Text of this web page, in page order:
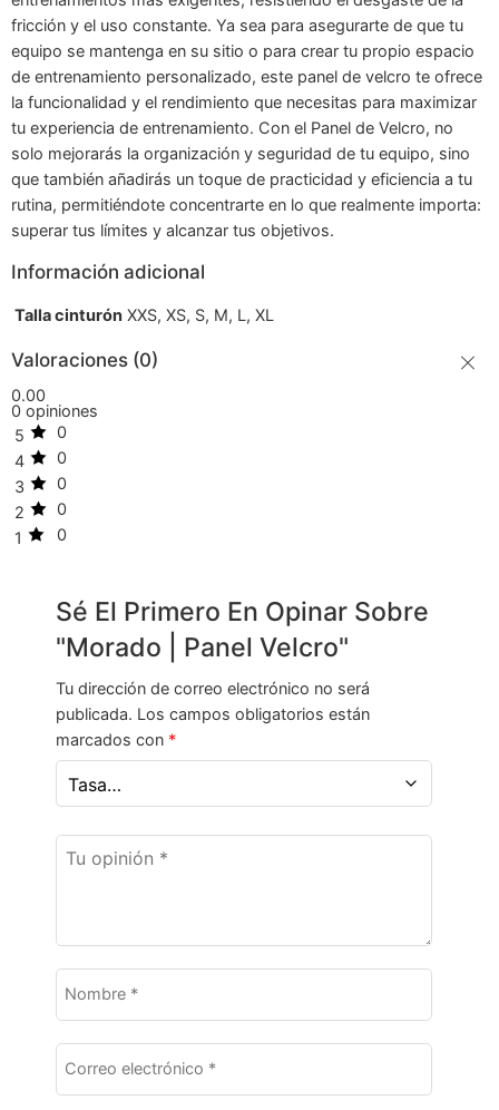
fricción y el uso constante. Ya sea para asegurarte de que tu
equipo se mantenga en su sitio o para crear tu propio espacio
de entrenamiento personalizado, este panel de velcro te ofrece
la funcionalidad y el rendimiento que necesitas para maximizar
tu experiencia de entrenamiento. Con el Panel de Velcro, no
solo mejorarás la organización y seguridad de tu equipo, sino
que también añadirás un toque de practicidad y eficiencia a tu
rutina, permitiéndote concentrarte en lo que realmente importa:
superar tus límites y alcanzar tus objetivos.
Información adicional
Talla cinturón XXS, XS, S, M, L, XL
Valoraciones (0)
0.00
0 opiniones
5
0
4
0
3
0
2
0
1
0
Sé El Primero En Opinar Sobre
"Morado | Panel Velcro"
Tu dirección de correo electrónico no será
publicada. Los campos obligatorios están
marcados con *